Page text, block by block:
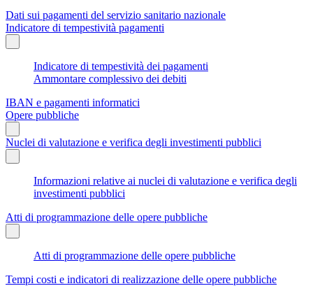
Dati sui pagamenti del servizio sanitario nazionale
Indicatore di tempestività pagamenti
Indicatore di tempestività dei pagamenti
Ammontare complessivo dei debiti
IBAN e pagamenti informatici
Opere pubbliche
Nuclei di valutazione e verifica degli investimenti pubblici
Informazioni relative ai nuclei di valutazione e verifica degli
investimenti pubblici
Atti di programmazione delle opere pubbliche
Atti di programmazione delle opere pubbliche
Tempi costi e indicatori di realizzazione delle opere pubbliche